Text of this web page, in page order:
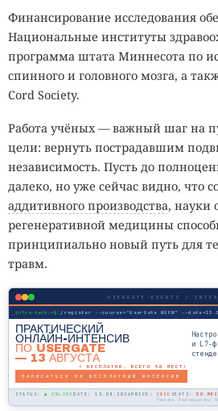
Финансирование исследования
Национальные институты
программа штата Миннесота по
спинного и головного мозга, а
Cord Society.
Работа учёных — важный шаг на
цели: вернуть пострадавшим
независимость. Пусть до
далеко, но уже сейчас видно, что
аддитивного производства, науки
регенеративной медицины
принципиально новый путь для
травм.
USERGATE-EVENTS /
infra-tech:~$
ПРАКТИЧЕСКИЙ
ОНЛАЙН-ИНТЕНСИВ
ПО USERGATE
— 13 АВГУСТА
и L7-
⚡ БЕСПЛАТНО. ВСЕГО 50 МЕСТ!
ЗАПИСАТЬСЯ НА БЕСПЛАТНЫЙ ИНТЕНСИВ
STATUS: ● ONLINE DATE: 13.08.2026 PRICE: FREE SEATS: 50
Реклама. Рекламодатель: